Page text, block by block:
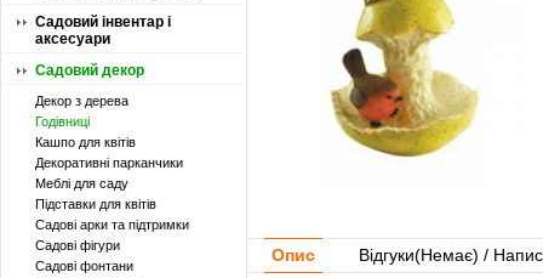
Садовий інвентар і
аксесуари
Садовий декор
Декор з дерева
Годівниці
Кашпо для квітів
Декоративні парканчики
Меблі для саду
Підставки для квітів
Садові арки та підтримки
Садові фігури
Садові фонтани
Опис Відгуки(Немає) /